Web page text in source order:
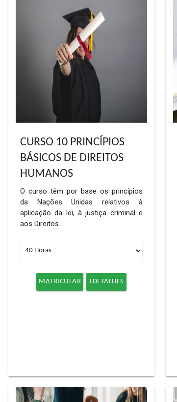
CURSO 10 PRINCÍPIOS
BÁSICOS DE DIREITOS
HUMANOS
O curso têm por base os princípios
da Nações Unidas relativos à
aplicação da lei, à justiça criminal e
aos Direitos…
MATRICULAR +DETALHES